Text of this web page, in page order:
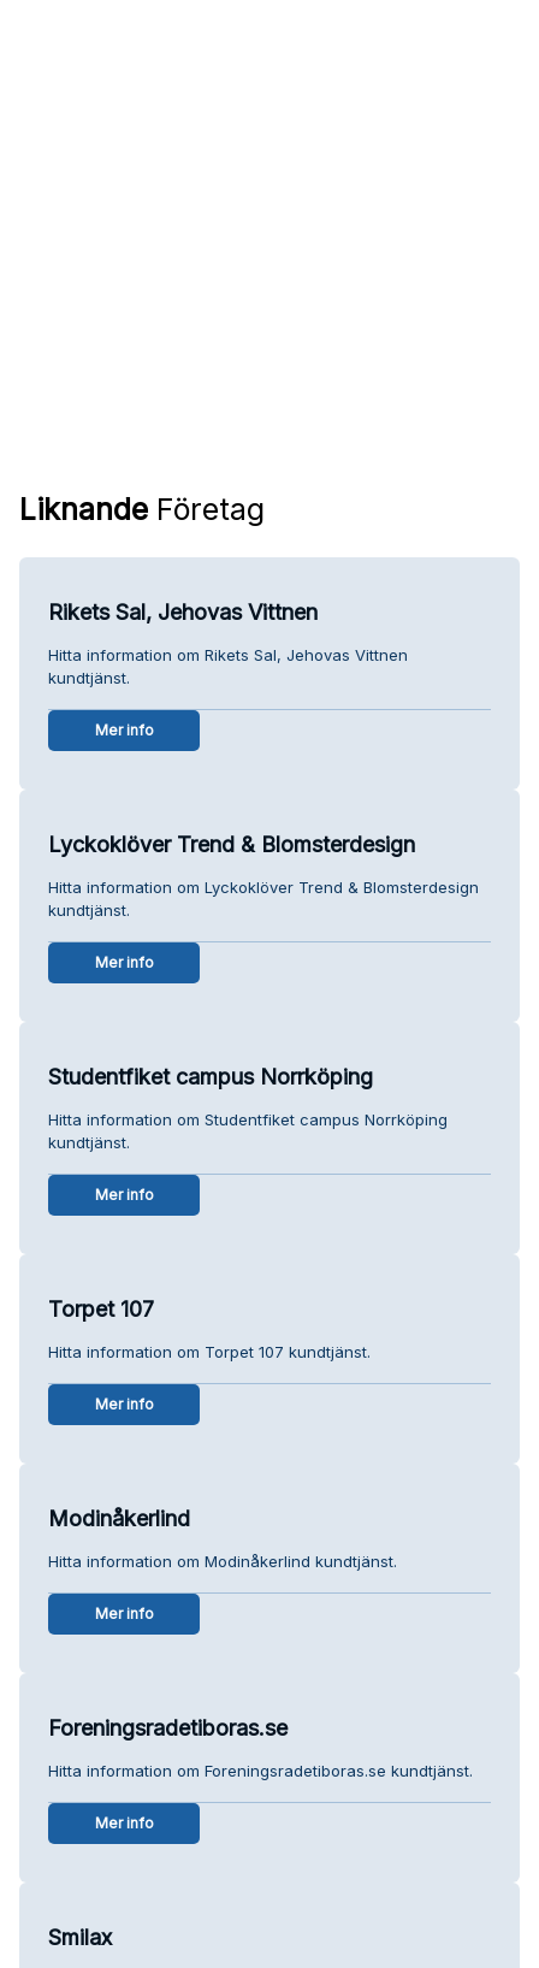
Liknande Företag
Rikets Sal, Jehovas Vittnen
Hitta information om Rikets Sal, Jehovas Vittnen
kundtjänst.
Mer info
Lyckoklöver Trend & Blomsterdesign
Hitta information om Lyckoklöver Trend & Blomsterdesign
kundtjänst.
Mer info
Studentfiket campus Norrköping
Hitta information om Studentfiket campus Norrköping
kundtjänst.
Mer info
Torpet 107
Hitta information om Torpet 107 kundtjänst.
Mer info
Modinåkerlind
Hitta information om Modinåkerlind kundtjänst.
Mer info
Foreningsradetiboras.se
Hitta information om Foreningsradetiboras.se kundtjänst.
Mer info
Smilax